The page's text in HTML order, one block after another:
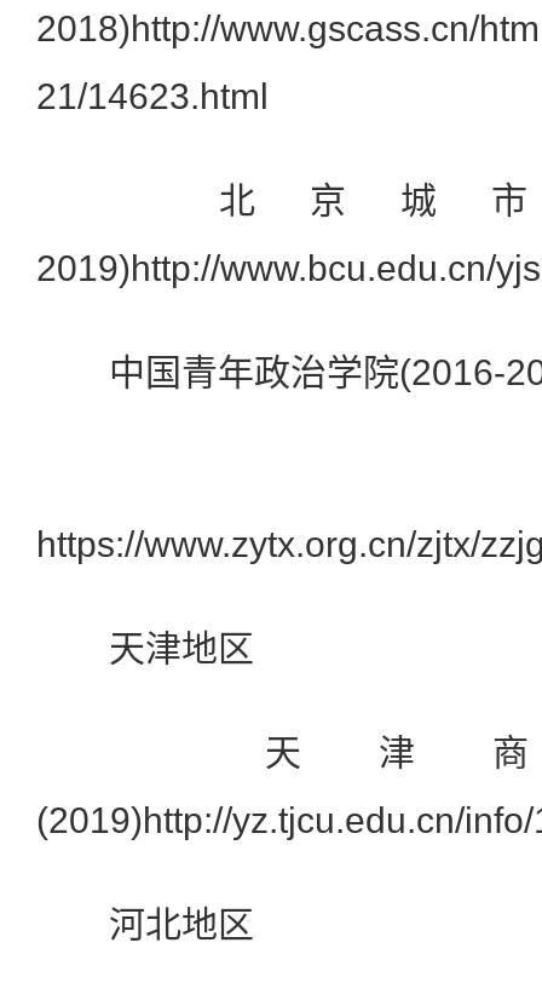
2018)http://www.gscass.cn/
21/14623.html
北京城市学
2019)http://www.bcu.edu.cn/
中国青年政治学院(2016-
https://www.zytx.org.cn/zjtx/
天津地区
天津商
(2019)http://yz.tjcu.edu.cn/
河北地区